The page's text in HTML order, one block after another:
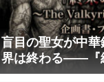
盲目の聖女が中
界は終わる――『
ロット公開